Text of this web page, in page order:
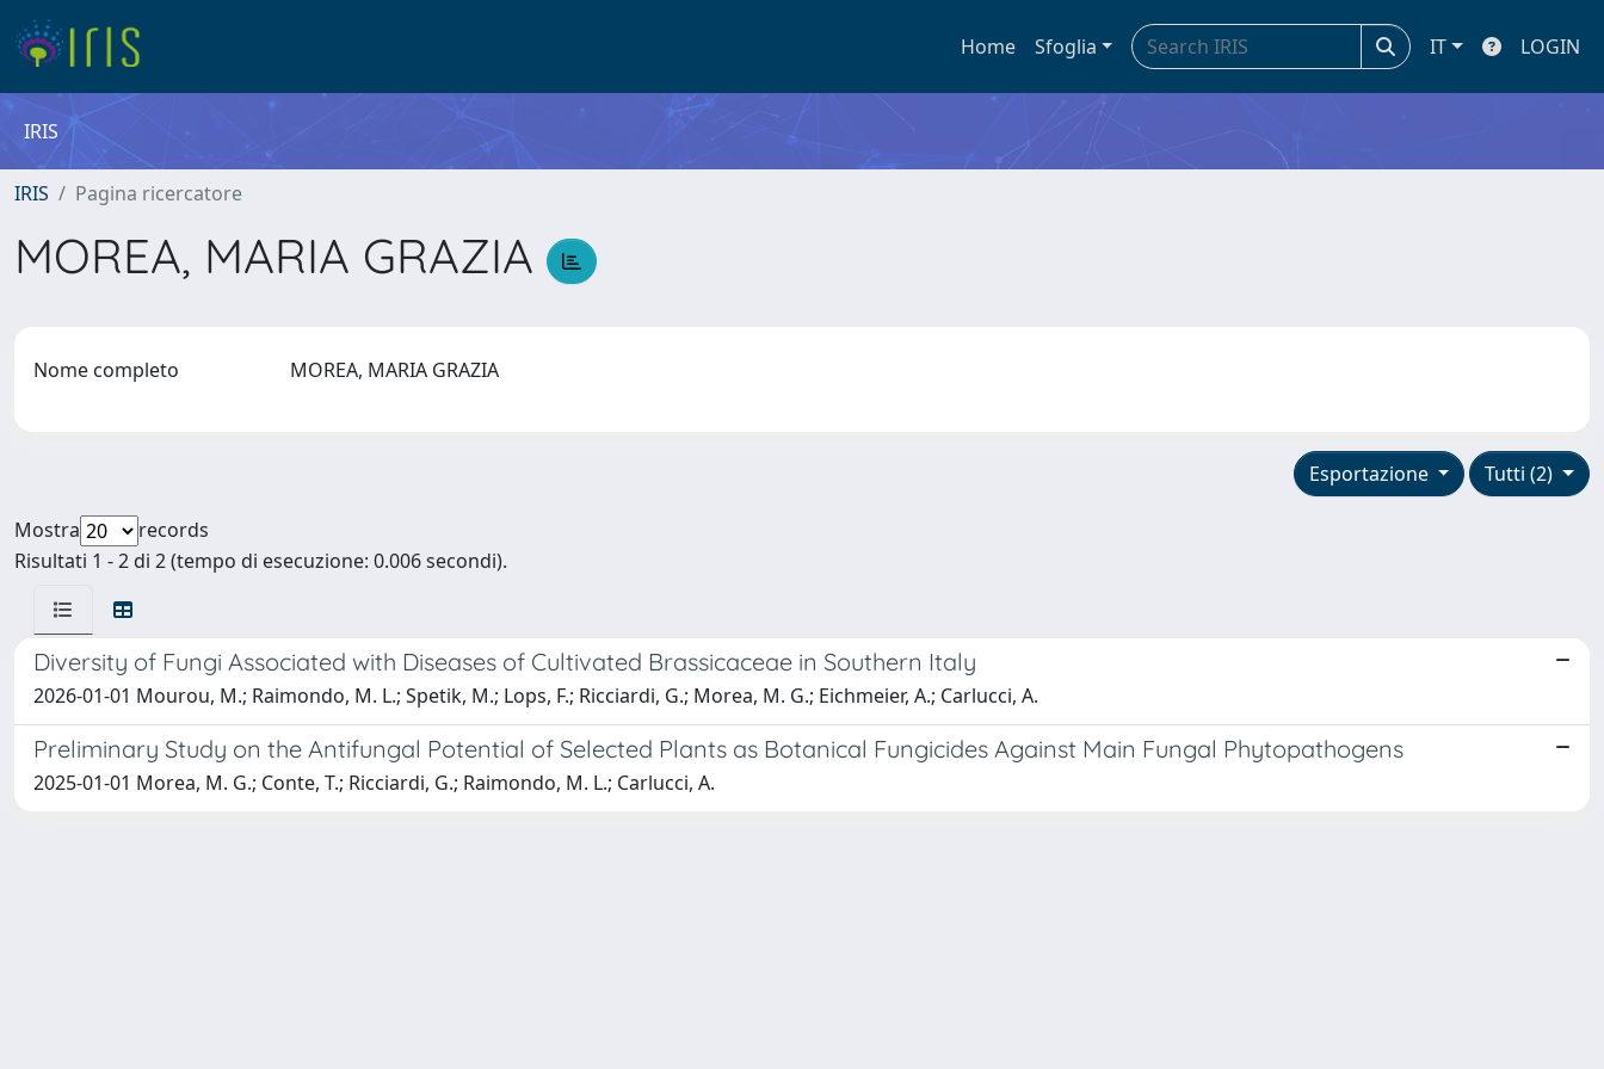
Home Sfoglia IT LOGIN
IRIS
IRIS Pagina ricercatore
MOREA, MARIA GRAZIA
Nome completo MOREA, MARIA GRAZIA
Tutti (2)
Esportazione
Mostra
records
Risultati 1 - 2 di 2 (tempo di esecuzione: 0.006 secondi).
Diversity of Fungi Associated with Diseases of Cultivated Brassicaceae in Southern Italy
2026-01-01 Mourou, M.; Raimondo, M. L.; Spetik, M.; Lops, F.; Ricciardi, G.; Morea, M. G.; Eichmeier, A.; Carlucci, A.
Preliminary Study on the Antifungal Potential of Selected Plants as Botanical Fungicides Against Main Fungal Phytopathogens
2025-01-01 Morea, M. G.; Conte, T.; Ricciardi, G.; Raimondo, M. L.; Carlucci, A.